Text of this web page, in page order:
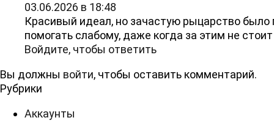
03.06.2026 в 18:48
Красивый идеал, но зачастую рыцарство было
помогать слабому, даже когда за этим не
Войдите, чтобы ответить
Вы должны войти, чтобы оставить комментарий.
Рубрики
Аккаунты